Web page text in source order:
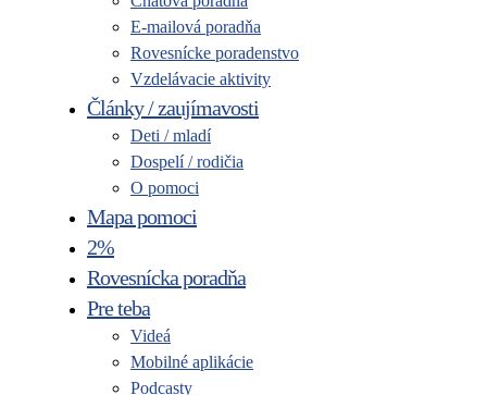
E-mailová poradňa
Rovesnícke poradenstvo
Vzdelávacie aktivity
Články / zaujímavosti
Deti / mladí
Dospelí / rodičia
O pomoci
Mapa pomoci
2%
Rovesnícka poradňa
Pre teba
Videá
Mobilné aplikácie
Podcasty